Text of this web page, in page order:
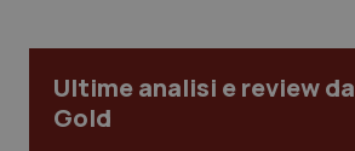
Molise
Epatiti
Ultime analisi e review
Gold